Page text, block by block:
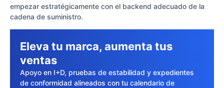
empezar estratégicamente con el backend adecuado de la
cadena de suministro.
Eleva tu marca, aumenta tus
ventas
Apoyo en I+D, pruebas de estabilidad y expedientes
de conformidad alineados con tu calendario de